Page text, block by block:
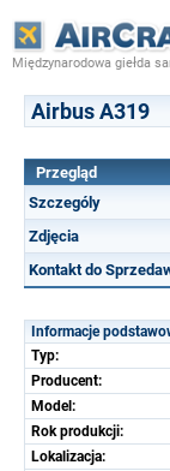
Międzynarodowa giełda
Airbus A319
Przegląd
Szczególy
Zdjęcia
Kontakt do
Informacje
Typ:
Producent:
Model:
Rok produkcji:
Lokalizacja: